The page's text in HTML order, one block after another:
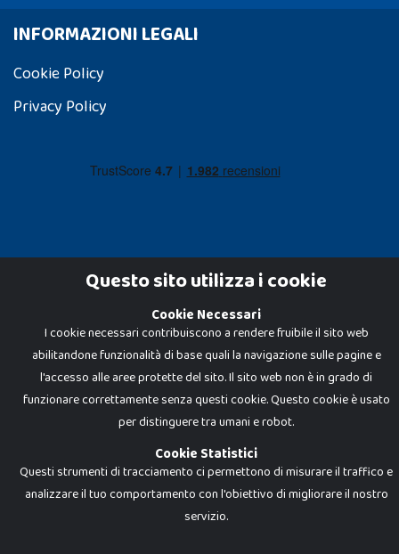
INFORMAZIONI LEGALI
Cookie Policy
Privacy Policy
Dadi e Mattoncini è un brand di Giocabene Srl. Ogni riproduzione o utilizzo non
espressamente autorizzato è severamente vietato. Tutti i loghi, marchi,
brand elencati nel presente shop sono di proprietà dei rispettivi titolari.
I prezzi e le promozioni pubblicate potrebbero differire da quanto esposto in
negozio.
Giocabene Srl - via della Posta 8, 20123 Milano (MI)
P.IVA 02608090425 - REA AN201199 - C.S. 10.000 i.v.
Questo sito utilizza i cookie
Cookie Necessari
I cookie necessari contribuiscono a rendere fruibile il sito web
abilitandone funzionalità di base quali la navigazione sulle pagine e
l'accesso alle aree protette del sito. Il sito web non è in grado di
funzionare correttamente senza questi cookie. Questo cookie è usato
per distinguere tra umani e robot.
Cookie Statistici
Questi strumenti di tracciamento ci permettono di misurare il traffico e
analizzare il tuo comportamento con l'obiettivo di migliorare il nostro
servizio.